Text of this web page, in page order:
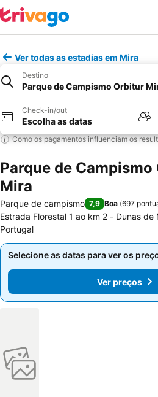
Ver todas as estadias em Mira
Destino
Parque de Campismo Orbitur
Check-in/out
Escolha as datas
Como os pagamentos influenciam os
Parque de
Mira
Parque de campismo 7,9 Boa (697
Estrada Florestal 1 ao km 2 - Dunas
Portugal
Selecione as datas para ver os
Ver preços
Selecione as datas para ver os
Ver preços